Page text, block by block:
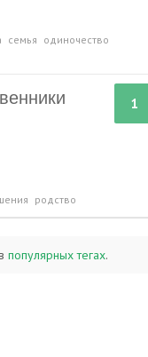
семья одиночество
1
родство
популярных тегах.